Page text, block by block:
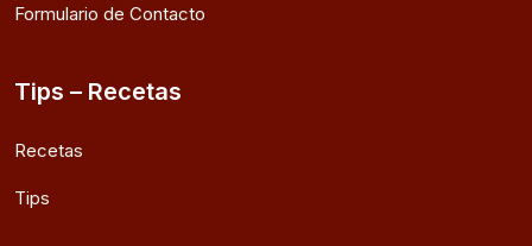
Formulario de Contacto
Tips – Recetas
Recetas
Tips